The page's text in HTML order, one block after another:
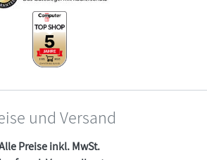
und Versand
Preise inkl. MwSt.